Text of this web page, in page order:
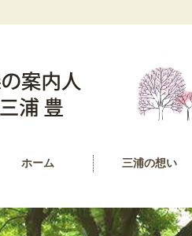
ホーム 三浦の想い